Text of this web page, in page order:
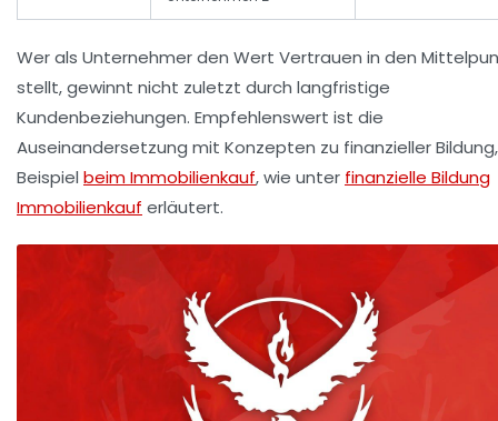
Wer als Unternehmer den Wert Vertrauen in den
stellt, gewinnt nicht zuletzt durch langfristige
Kundenbeziehungen. Empfehlenswert ist die
Auseinandersetzung mit Konzepten zu finanzieller
Beispiel beim Immobilienkauf, wie unter finanzielle Bildung
Immobilienkauf erläutert.